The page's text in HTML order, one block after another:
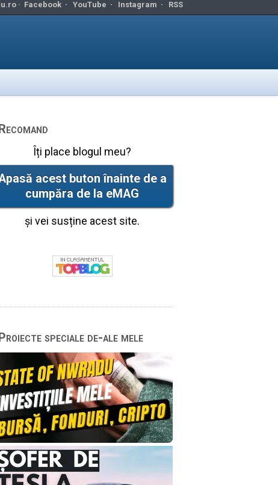
· Facebook· YouTube · Instagram · RSS
Îți place blogul meu?
acest buton înainte de a
cumpăra de la eMAG
și vei susține acest site.
speciale de-ale mele